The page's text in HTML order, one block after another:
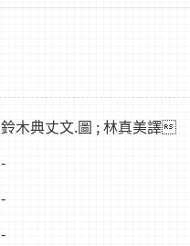
鈴木典丈文.圖 ; 林真美譯
-
-
-